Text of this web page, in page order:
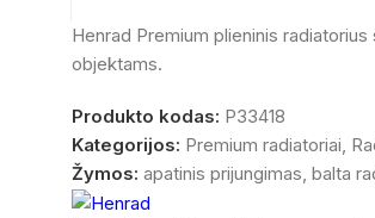
Henrad Premium plieninis
objektams.
Produkto kodas: P33418
Kategorijos: Premium radiatoriai
Žymos: apatinis prijungimas balta